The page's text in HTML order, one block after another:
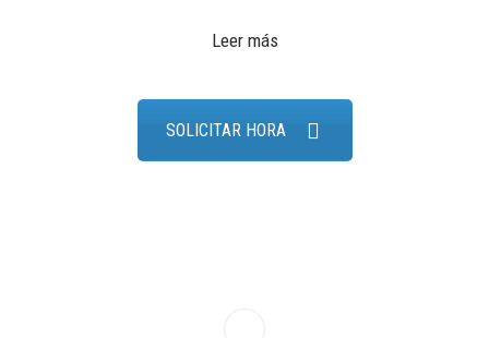
Leer más
SOLICITAR HORA